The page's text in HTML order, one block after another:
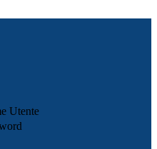
Utente